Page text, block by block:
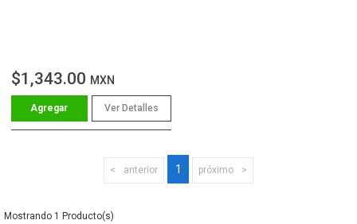
$1,343.00 MXN
Ver Detalles
anterior 1 próximo
1